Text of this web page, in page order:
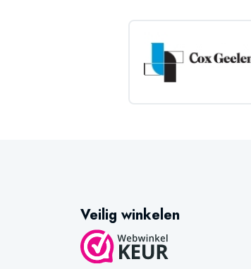
Veilig winkelen